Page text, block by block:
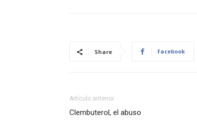
Share Facebook
Artículo anterior
Clembuterol, el abuso